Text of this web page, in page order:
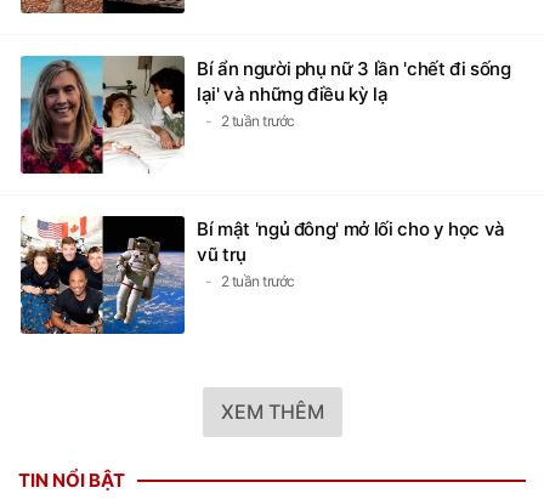
Bí ẩn người phụ nữ 3 lần 'chết đi sống
lại' và những điều kỳ lạ
2 tuần trước
Bí mật 'ngủ đông' mở lối cho y học và
vũ trụ
2 tuần trước
XEM THÊM
TIN NỔI BẬT